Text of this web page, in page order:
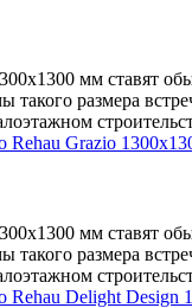
мм ставят
такого размера
Rehau Grazio
мм ставят
такого размера
Rehau Delight Design